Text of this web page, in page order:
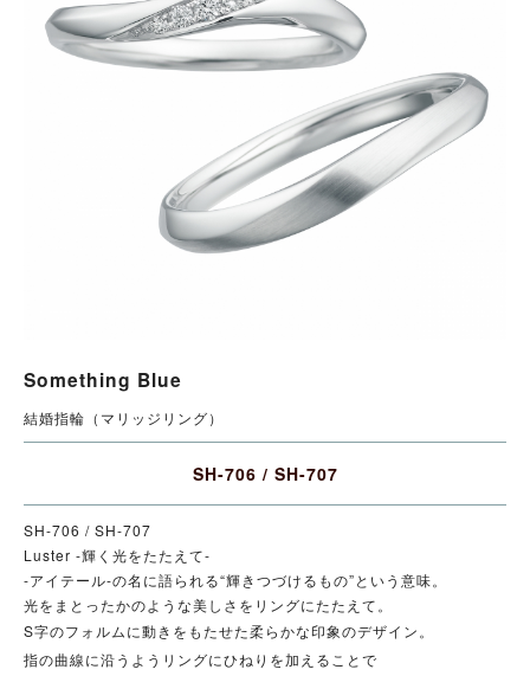
Something Blue
結婚指輪（マリッジリング）
SH-706 / SH-707
SH-706 / SH-707
Luster -輝く光をたたえて-
-アイテール-の名に語られる“輝きつづけるもの”という意味。
光をまとったかのような美しさをリングにたたえて。
S字のフォルムに動きをもたせた柔らかな印象のデザイン。
指の曲線に沿うようリングにひねりを加えることで